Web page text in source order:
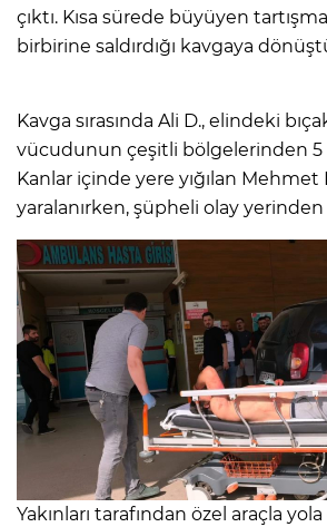
çıktı. Kısa sürede büyüyen
birbirine saldırdığı kavgaya
Kavga sırasında Ali D., elindeki
vücudunun çeşitli bölgelerinden 5
Kanlar içinde yere yığılan Mehmet
yaralanırken, şüpheli olay yerinden
Yakınları tarafından özel araçla yola